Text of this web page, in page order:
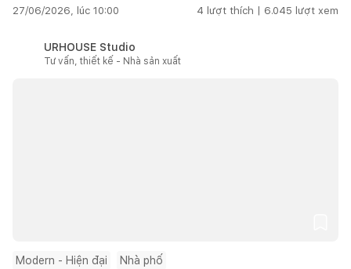
27/06/2026, lúc 10:00 4 lượt thích | 6.045 lượt xem
URHOUSE Studio
Tư vấn, thiết kế - Nhà sản xuất
Modern - Hiện đại Nhà phố